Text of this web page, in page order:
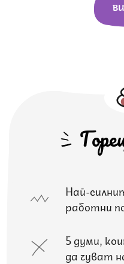
Най-
работни
5 думи,
да чуват